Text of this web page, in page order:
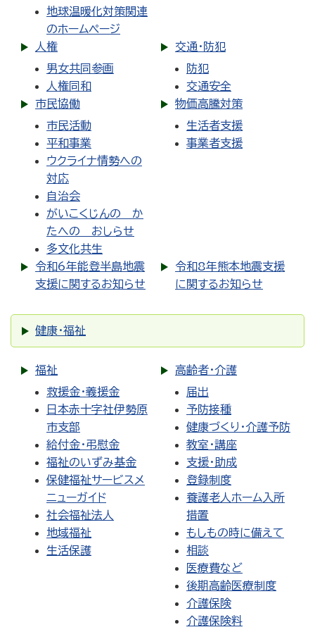
地球温暖化対策関連
のホームページ
人権
男女共同参画
人権同和
交通・防犯
防犯
交通安全
市民協働
市民活動
平和事業
ウクライナ情勢への
対応
自治会
がいこくじんの か
たへの おしらせ
多文化共生
物価高騰対策
生活者支援
事業者支援
令和6年能登半島地震
支援に関するお知らせ
令和8年熊本地震支援
に関するお知らせ
健康・福祉
福祉
救援金・義援金
日本赤十字社伊勢原
市支部
給付金・弔慰金
福祉のいずみ基金
保健福祉サービスメ
ニューガイド
社会福祉法人
地域福祉
生活保護
高齢者・介護
届出
予防接種
健康づくり・介護予防
教室・講座
支援・助成
登録制度
養護老人ホーム入所
措置
もしもの時に備えて
相談
医療費など
後期高齢医療制度
介護保険
介護保険料